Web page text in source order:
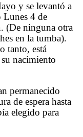
y se levantó a
Lunes 4 de
(De ninguna otra
en la tumba).
tanto, está
nacimiento
permanecido
de espera hasta
elegido para